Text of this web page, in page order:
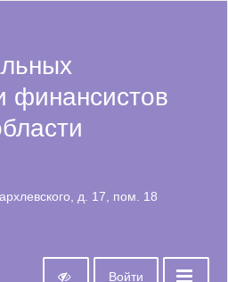
финансистов
д. 17, пом. 18
Войти